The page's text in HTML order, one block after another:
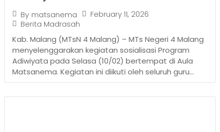
By matsanema
February 11, 2026
Berita Madrasah
Kab. Malang (MTsN 4 Malang) – MTs Negeri 4 Malang
menyelenggarakan kegiatan sosialisasi Program
Adiwiyata pada Selasa (10/02) bertempat di Aula
Matsanema. Kegiatan ini diikuti oleh seluruh guru...